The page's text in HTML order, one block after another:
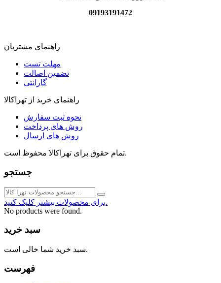
09193191472
راهنمای مشتریان
مهلت تست
تضمین اصالت
گارانتی
راهنمای خرید از تهراکالا
نحوه ثبت سفارش
روش های پرداخت
روش های ارسال
تمام حقوق برای تهراکالا محفوظ است.
جستجو
برای محصولات بیشتر کلیک کنید.
No products were found.
سبد خرید
سبد خرید شما خالی است.
فهرست